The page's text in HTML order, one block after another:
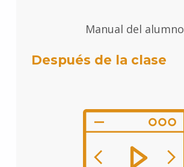
Manual del alumno
Después de la clase